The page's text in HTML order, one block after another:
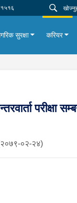
सुरक्षा करियर
(२०७९-०२-२४)